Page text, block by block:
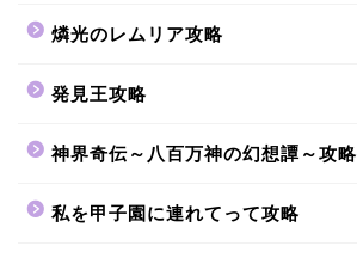
燐光のレムリア攻略
発見王攻略
神界奇伝～八百万神の幻想譚～攻略
私を甲子園に連れてって攻略